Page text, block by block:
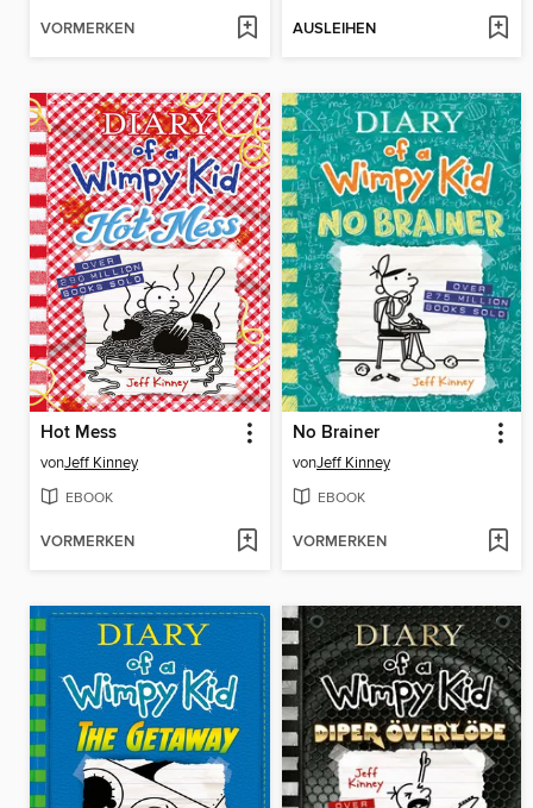
VORMERKEN AUSLEIHEN
Hot Mess
vonJeff Kinney
EBOOK
VORMERKEN
No Brainer
vonJeff Kinney
EBOOK
VORMERKEN